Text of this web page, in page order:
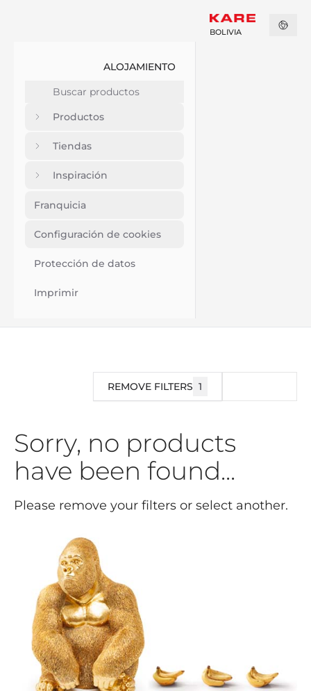
ALOJAMIENTO
Productos
Tiendas
Inspiración
Franquicia
Configuración de cookies
Protección de datos
Imprimir
BOLIVIA
REMOVE FILTERS 1
Sorry, no products
have been found...
Please remove your filters or select another.